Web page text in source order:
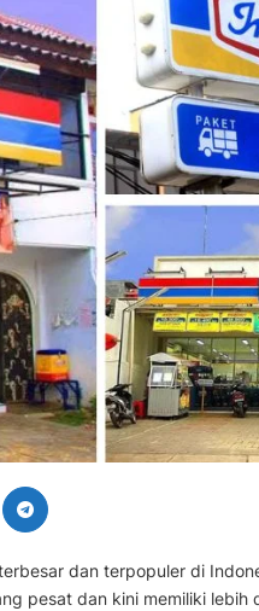
dan terpopuler di
pesat dan kini memiliki lebih